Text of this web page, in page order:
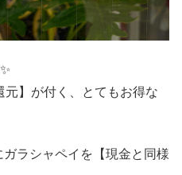
】が付く、とてもお得な
ラシャペイを【現金と同様